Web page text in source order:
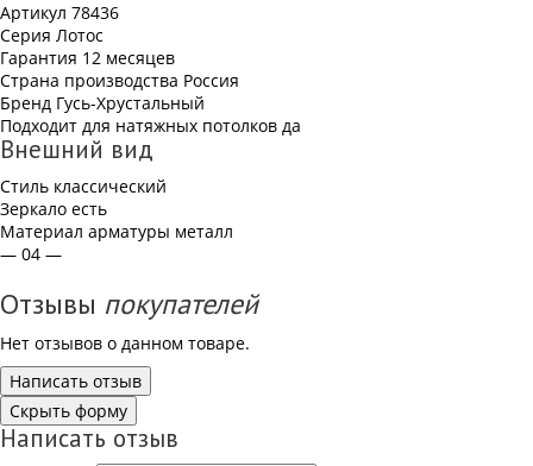
Артикул 78436
Серия Лотос
Гарантия 12 месяцев
Страна производства Россия
Бренд Гусь-Хрустальный
Подходит для натяжных потолков да
Внешний вид
Стиль классический
Зеркало есть
Материал арматуры металл
— 04 —
Отзывы покупателей
Нет отзывов о данном товаре.
Написать отзыв
Скрыть форму
Написать отзыв